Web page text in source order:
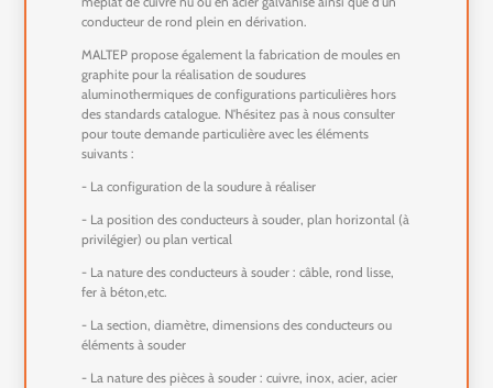
conducteur de rond plein en dérivation.
MALTEP propose également la fabrication de moules en
graphite pour la réalisation de soudures
aluminothermiques de configurations particulières hors
des standards catalogue. N'hésitez pas à nous consulter
pour toute demande particulière avec les éléments
suivants :
- La configuration de la soudure à réaliser
- La position des conducteurs à souder, plan horizontal (à
privilégier) ou plan vertical
- La nature des conducteurs à souder : câble, rond lisse,
fer à béton,etc.
- La section, diamètre, dimensions des conducteurs ou
éléments à souder
- La nature des pièces à souder : cuivre, inox, acier, acier